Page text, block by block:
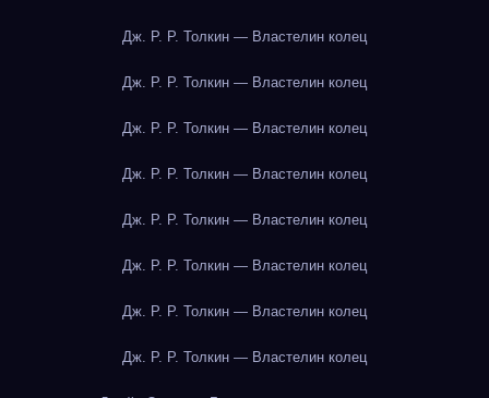
Дж. Р. Р. Толкин — Властелин колец
Дж. Р. Р. Толкин — Властелин колец
Дж. Р. Р. Толкин — Властелин колец
Дж. Р. Р. Толкин — Властелин колец
Дж. Р. Р. Толкин — Властелин колец
Дж. Р. Р. Толкин — Властелин колец
Дж. Р. Р. Толкин — Властелин колец
Дж. Р. Р. Толкин — Властелин колец